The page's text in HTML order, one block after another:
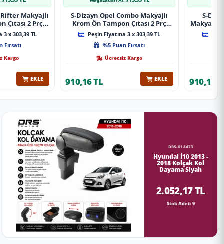
Makyajlı
Çıtası 2 Prç
Kalite
3 x 303,39 TL
Fırsatı
Kargo
EKLE
S-Dizayn Opel Combo Makyajlı
Krom Ön Tampon Çıtası 2 Prç
2023 Üzeri A+ Kalite
Peşin Fiyatına 3 x 303,39 TL
%5 Puan Fırsatı
Ücretsiz Kargo
910,16 TL EKLE
S-
Makyajlı
2 Prç
910,16
DRS-614473
Hyundai İ10 2013 -
2018 Kolçak Kol
Dayama Siyah
2.052,17 TL
Stok Adet: 9